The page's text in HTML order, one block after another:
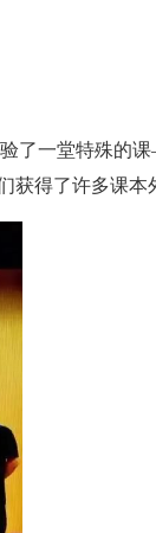
验了一堂特殊
得了许多课本